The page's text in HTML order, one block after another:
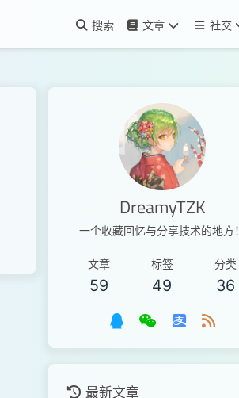
搜索 文章 社交
DreamyTZK
一个收藏回忆与分享技术的地方！
文章
59
标签
49
分类
36
最新文章